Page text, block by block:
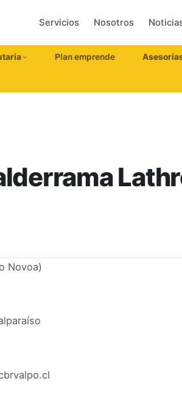
Servicios Nosotros
Plan emprende
Novoa)